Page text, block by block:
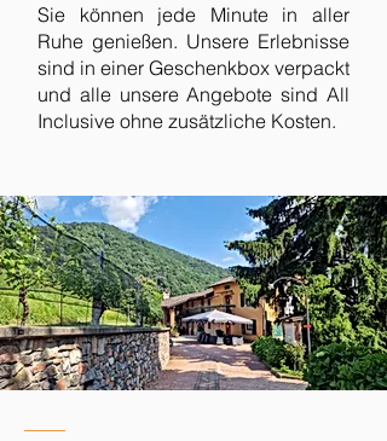
Sie können jede Minute in aller
Ruhe genießen. Unsere Erlebnisse
sind in einer Geschenkbox verpackt
und alle unsere Angebote sind All
Inclusive ohne zusätzliche Kosten.